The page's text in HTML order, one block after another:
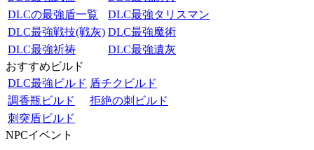
DLCの最強盾一覧
DLC最強タリスマン
DLC最強戦技(戦灰) DLC最強魔術
DLC最強祈祷
DLC最強遺灰
おすすめビルド
DLC最強ビルド 盾チクビルド
調香瓶ビルド
拒絶の刺ビルド
刺突盾ビルド
NPCイベント